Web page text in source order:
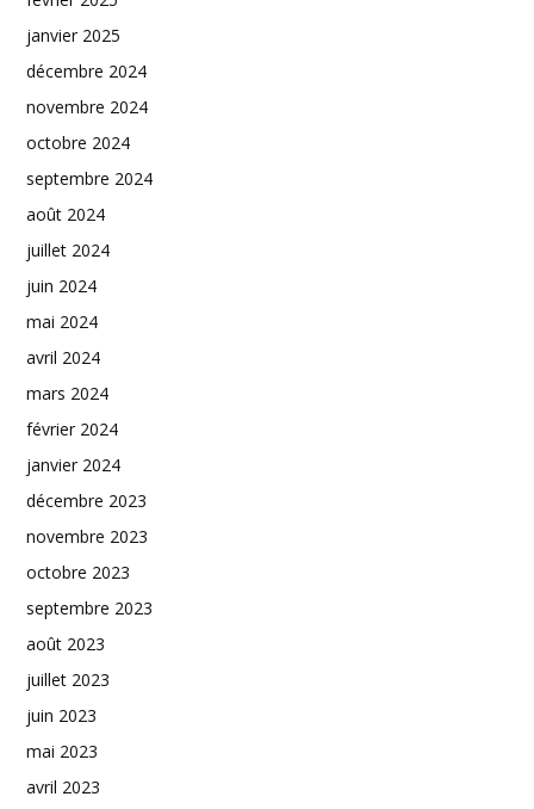
janvier 2025
décembre 2024
novembre 2024
octobre 2024
septembre 2024
août 2024
juillet 2024
juin 2024
mai 2024
avril 2024
mars 2024
février 2024
janvier 2024
décembre 2023
novembre 2023
octobre 2023
septembre 2023
août 2023
juillet 2023
juin 2023
mai 2023
avril 2023